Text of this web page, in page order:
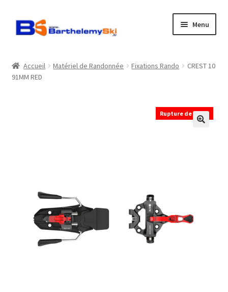
Aller
Aller
Menu
Atelier
Accueil Matériel de Randonnée Fixations Rando
CREST 10
91MM RED
Rupture de stock